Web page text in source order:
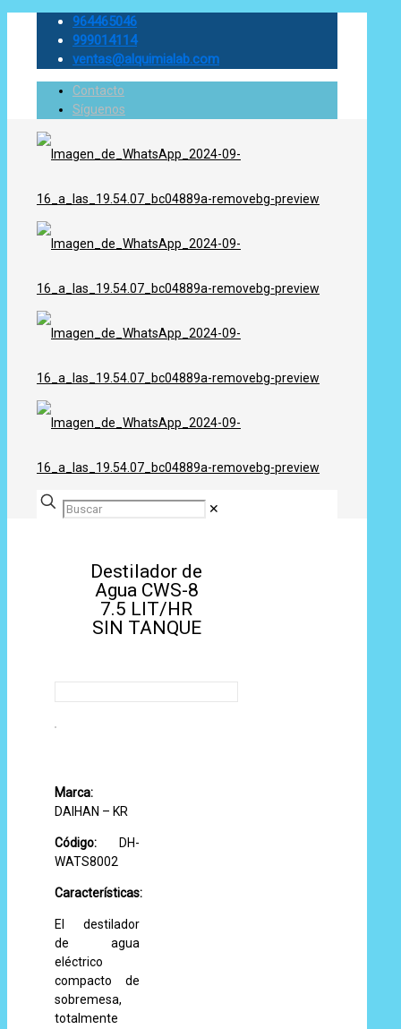
964465046
999014114
ventas@alquimialab.com
Contacto
Síguenos
✕
Destilador de
Agua CWS-8
7.5 LIT/HR
SIN TANQUE
Marca:
DAIHAN – KR
Código: DH-
WATS8002
Características:
El destilador
de agua
eléctrico
compacto de
sobremesa,
totalmente